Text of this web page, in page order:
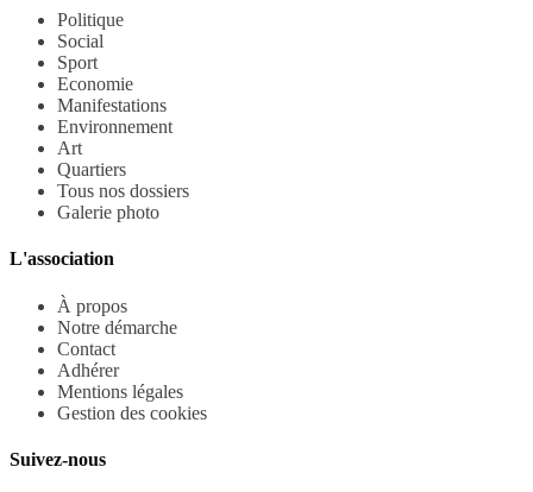
Politique
Social
Sport
Economie
Manifestations
Environnement
Art
Quartiers
Tous nos dossiers
Galerie photo
L'association
À propos
Notre démarche
Contact
Adhérer
Mentions légales
Gestion des cookies
Suivez-nous